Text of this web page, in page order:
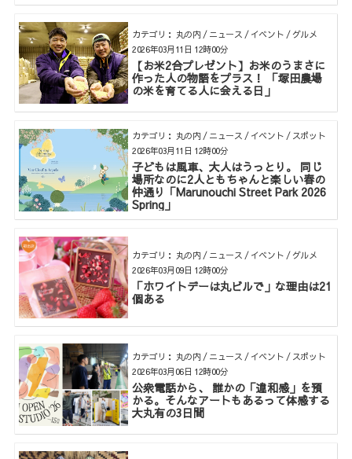
カテゴリ： 丸の内 / ニュース / イベント / グルメ
【お米2合プレゼント】お米のうまさに
作った人の物語をプラス！ 「塚田農場
の米を育てる人に会える日」
2026年03月11日 12時00分
カテゴリ： 丸の内 / ニュース / イベント / スポット
子どもは風車、大人はうっとり。 同じ
場所なのに2人ともちゃんと楽しい春の
仲通り「Marunouchi Street Park 2026
Spring」
2026年03月11日 12時00分
カテゴリ： 丸の内 / ニュース / イベント / グルメ
「ホワイトデーは丸ビルで」な理由は21
個ある
2026年03月09日 12時00分
カテゴリ： 丸の内 / ニュース / イベント / スポット
公衆電話から、 誰かの「違和感」を預
かる。そんなアートもあるって体感する
大丸有の3日間
2026年03月06日 12時00分